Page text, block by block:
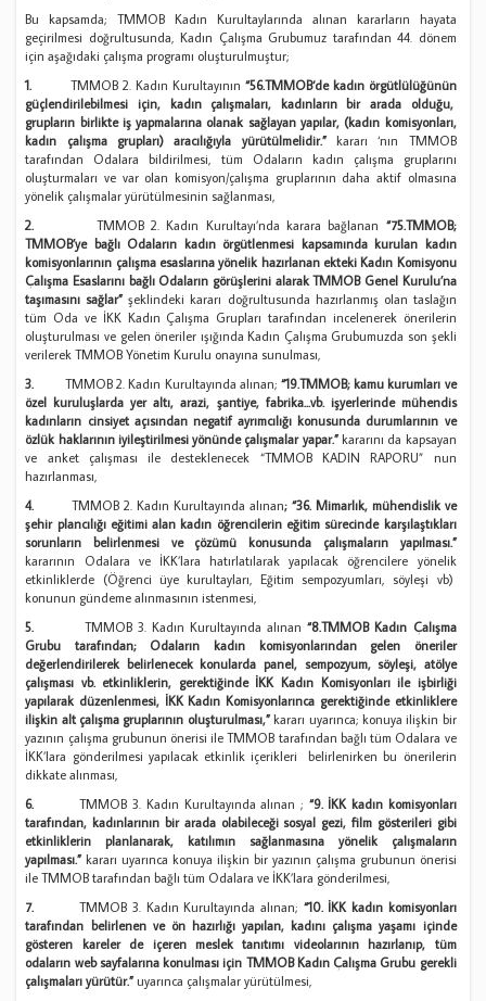
Bu kapsamda; TMMOB Kadın Kurultaylarında alınan kararların hayata
geçirilmesi doğrultusunda, Kadın Çalışma Grubumuz tarafından 44. dönem
için aşağıdaki çalışma programı oluşturulmuştur;
1. TMMOB 2. Kadın Kurultayının “56.TMMOB‘de kadın örgütlülüğünün
güçlendirilebilmesi için, kadın çalışmaları, kadınların bir arada olduğu,
grupların birlikte iş yapmalarına olanak sağlayan yapılar, (kadın komisyonları,
kadın çalışma grupları) aracılığıyla yürütülmelidir.”kararı ‘nın TMMOB
tarafından Odalara bildirilmesi, tüm Odaların kadın çalışma gruplarını
oluşturmaları ve var olan komisyon/çalışma gruplarının daha aktif olmasına
yönelik çalışmalar yürütülmesinin sağlanması,
2. TMMOB 2. Kadın Kurultayı’nda karara bağlanan “75.TMMOB;
TMMOB’ye bağlı Odaların kadın örgütlenmesi kapsamında kurulan kadın
komisyonlarının çalışma esaslarına yönelik hazırlanan ekteki Kadın Komisyonu
Çalışma Esaslarını bağlı Odaların görüşlerini alarak TMMOB Genel Kurulu’na
taşımasını sağlar”şeklindeki kararı doğrultusunda hazırlanmış olan taslağın
tüm Oda ve İKK Kadın Çalışma Grupları tarafından incelenerek önerilerin
oluşturulması ve gelen öneriler ışığında Kadın Çalışma Grubumuzda son şekli
verilerek TMMOB Yönetim Kurulu onayına sunulması,
3. TMMOB 2. Kadın Kurultayında alınan;“19.TMMOB; kamu kurumları ve
özel kuruluşlarda yer altı, arazi, şantiye, fabrika...vb. işyerlerinde mühendis
kadınların cinsiyet açısından negatif ayrımcılığı konusunda durumlarının ve
özlük haklarının iyileştirilmesi yönünde çalışmalar yapar.”kararını da kapsayan
ve anket çalışması ile desteklenecek “TMMOB KADIN RAPORU” nun
hazırlanması,
4. TMMOB 2. Kadın Kurultayında alınan; “36. Mimarlık, mühendislik ve
şehir plancılığı eğitimi alan kadın öğrencilerin eğitim sürecinde karşılaştıkları
sorunların belirlenmesi ve çözümü konusunda çalışmaların yapılması.”
kararının Odalara ve İKK’lara hatırlatılarak yapılacak öğrencilere yönelik
etkinliklerde (Öğrenci üye kurultayları, Eğitim sempozyumları, söyleşi vb)
konunun gündeme alınmasının istenmesi,
5. TMMOB 3. Kadın Kurultayında alınan“8.TMMOB Kadın Çalışma
Grubu tarafından; Odaların kadın komisyonlarından gelen öneriler
değerlendirilerek belirlenecek konularda panel, sempozyum, söyleşi, atölye
çalışması vb. etkinliklerin, gerektiğinde İKK Kadın Komisyonları ile işbirliği
yapılarak düzenlenmesi, İKK Kadın Komisyonlarınca gerektiğinde etkinliklere
ilişkin alt çalışma gruplarının oluşturulması,”kararı uyarınca; konuya ilişkin bir
yazının çalışma grubunun önerisi ile TMMOB tarafından bağlı tüm Odalara ve
İKK’lara gönderilmesi yapılacak etkinlik içerikleri belirlenirken bu önerilerin
dikkate alınması,
6. TMMOB 3. Kadın Kurultayında alınan ; “9. İKK kadın komisyonları
tarafından, kadınlarının bir arada olabileceği sosyal gezi, film gösterileri gibi
etkinliklerin planlanarak, katılımın sağlanmasına yönelik çalışmaların
yapılması.”kararı uyarınca konuya ilişkin bir yazının çalışma grubunun önerisi
ile TMMOB tarafından bağlı tüm Odalara ve İKK’lara gönderilmesi,
7. TMMOB 3. Kadın Kurultayında alınan; “10. İKK kadın komisyonları
tarafından belirlenen ve ön hazırlığı yapılan, kadını çalışma yaşamı içinde
gösteren kareler de içeren meslek tanıtımı videolarının hazırlanıp, tüm
odaların web sayfalarına konulması için TMMOB Kadın Çalışma Grubu gerekli
çalışmaları yürütür.”uyarınca çalışmalar yürütülmesi,